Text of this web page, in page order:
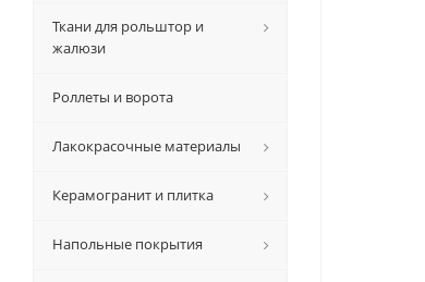
Ткани для рольштор и
жалюзи
Роллеты и ворота
Лакокрасочные материалы
Керамогранит и плитка
Напольные покрытия